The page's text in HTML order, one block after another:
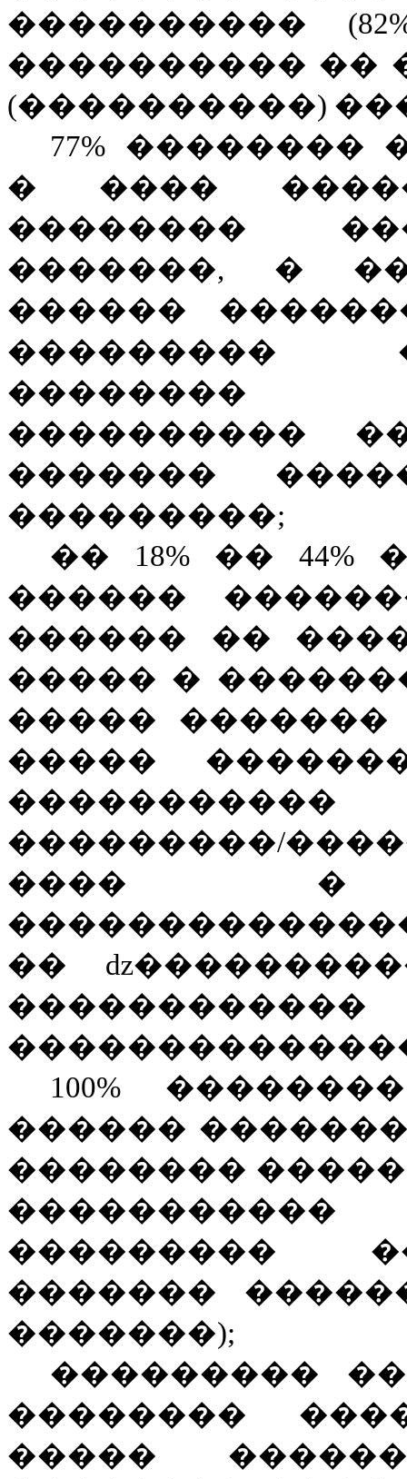
����������
���������� ��
(����������)
77%
� ����
��������
�������, �
������
���������
��������
����������
�������
���������;
�� 18% ��
������
������ ��
����� �
�����
�����
���������/
���� �
��
100%
������
��������
���������
�������
�������);
���������
��������
�����